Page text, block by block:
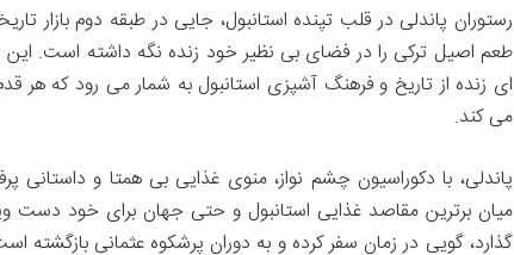
رستوران پاندلی در قلب تپنده استانبول، جایی در طبقه دوم
طعم اصیل ترکی را در فضای بی نظیر خود زنده نگه داشته است. این
ای زنده از تاریخ و فرهنگ آشپزی استانبول به شمار می رود که
می کند.
پاندلی، با دکوراسیون چشم نواز، منوی غذایی بی همتا و داستانی
میان برترین مقاصد غذایی استانبول و حتی جهان برای خود دست
گذارد، گویی در زمان سفر کرده و به دوران پرشکوه عثمانی بازگشته